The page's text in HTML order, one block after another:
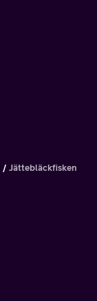
Jättebläckfisken